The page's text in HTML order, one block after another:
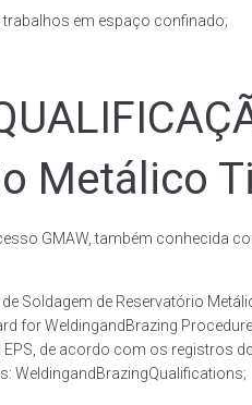
trabalhos em espaço confinado;
Metálico
GMAW, também conhecida
Soldagem de Reservatório
for WeldingandBrazing
de acordo com os registros
WeldingandBrazingQualifications;